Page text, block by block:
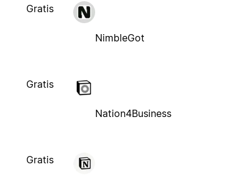
Gratis
NimbleGot
Gratis
Nation4Business
Gratis